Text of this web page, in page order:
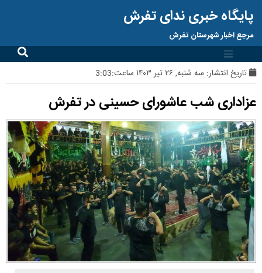
پایگاه خبری ندای تفرش
مرجع اخبار شهرستان تفرش
تاریخ انتشار: سه شنبه, ۲۶ تیر ۱۴۰۳ ساعت:3:03
عزاداری شب عاشورای حسینی در تفرش